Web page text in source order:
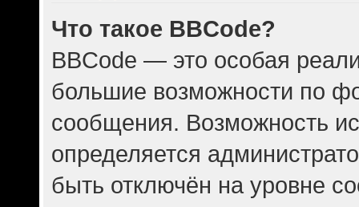
Что такое BBCode?
BBCode — это особая
большие возможности по
сообщения. Возможность
определяется
быть отключён на уровне